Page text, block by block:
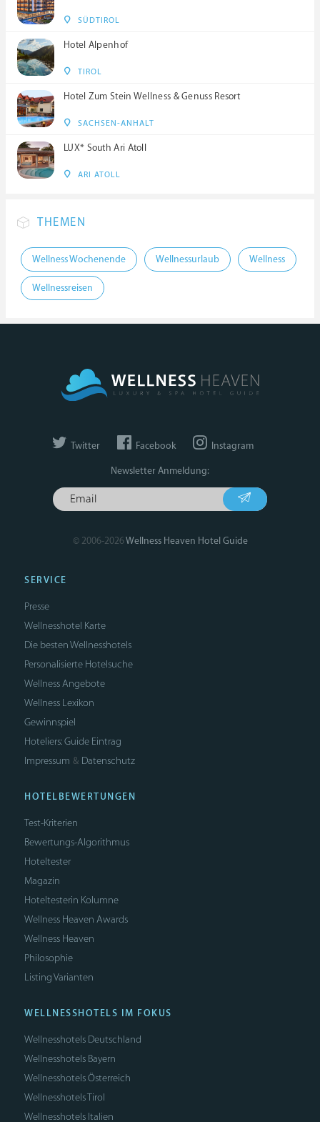
SÜDTIROL
Hotel Alpenhof
TIROL
Hotel Zum Stein Wellness & Genuss Resort
SACHSEN-ANHALT
LUX* South Ari Atoll
ARI ATOLL
THEMEN
Wellness Wochenende Wellnessurlaub Wellness
Wellnessreisen
Twitter Facebook Instagram
Newsletter Anmeldung:
© 2006-2026Wellness Heaven Hotel Guide
SERVICE
Presse
Wellnesshotel Karte
Die besten Wellnesshotels
Personalisierte Hotelsuche
Wellness Angebote
Wellness Lexikon
Gewinnspiel
Hoteliers: Guide Eintrag
Impressum & Datenschutz
HOTELBEWERTUNGEN
Test-Kriterien
Bewertungs-Algorithmus
Hoteltester
Magazin
Hoteltesterin Kolumne
Wellness Heaven Awards
Wellness Heaven
Philosophie
Listing Varianten
WELLNESSHOTELS IM FOKUS
Wellnesshotels Deutschland
Wellnesshotels Bayern
Wellnesshotels Österreich
Wellnesshotels Tirol
Wellnesshotels Italien